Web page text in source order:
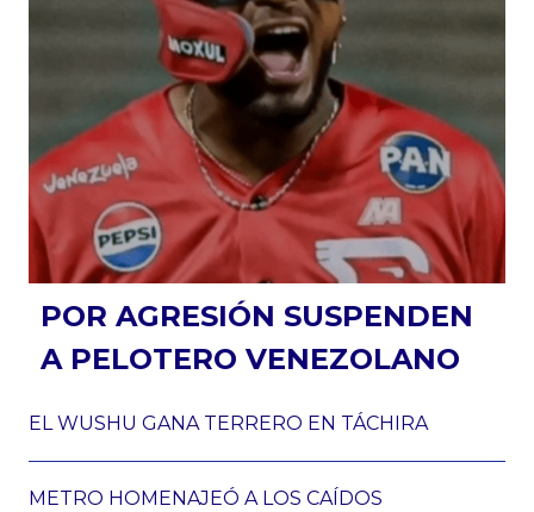
POR AGRESIÓN SUSPENDEN
A PELOTERO VENEZOLANO
EL WUSHU GANA TERRERO EN TÁCHIRA
METRO HOMENAJEÓ A LOS CAÍDOS